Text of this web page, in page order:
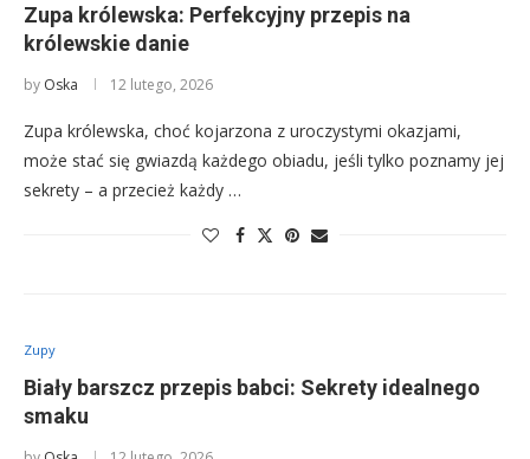
Zupa królewska: Perfekcyjny przepis na
królewskie danie
by Oska 12 lutego, 2026
Zupa królewska, choć kojarzona z uroczystymi okazjami,
może stać się gwiazdą każdego obiadu, jeśli tylko poznamy jej
sekrety – a przecież każdy …
Zupy
Biały barszcz przepis babci: Sekrety idealnego
smaku